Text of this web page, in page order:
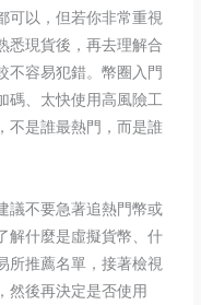
可以，但若你非常重視
悉現貨後，再去理解合
不容易犯錯。幣圈入門
碼、太快使用高風險工
不是誰最熱門，而是誰
議不要急著追熱門幣或
解什麼是虛擬貨幣、什
所推薦名單，接著檢視
然後再決定是否使用